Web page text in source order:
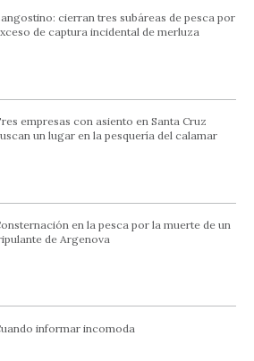
cierran tres subáreas de pesca por
de captura incidental de merluza
empresas con asiento en Santa Cruz
un lugar en la pesquería del calamar
en la pesca por la muerte de un
de Argenova
informar incomoda